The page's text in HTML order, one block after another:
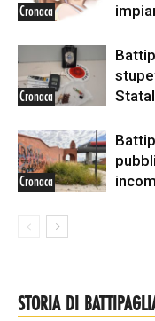
Cronaca
Cronaca
Cronaca
STORIA DI